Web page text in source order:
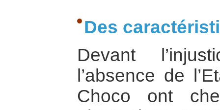
Des
Devant
l’absence de
Choco ont